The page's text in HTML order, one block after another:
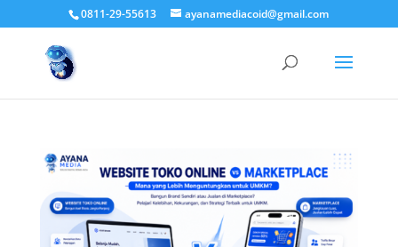
0811-29-55613 ayanamediacoid@gmail.com